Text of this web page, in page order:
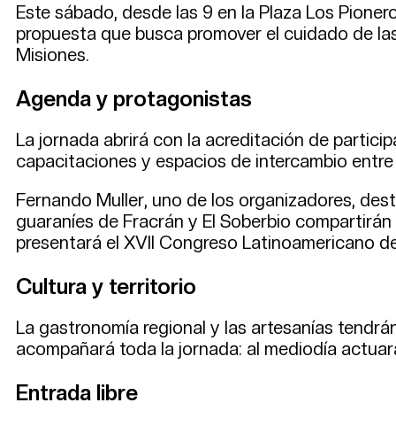
Este sábado, desde las 9 en la Plaza Los
propuesta que busca promover el cuidado de
Misiones.
Agenda y protagonistas
La jornada abrirá con la acreditación de
capacitaciones y espacios de intercambio
Fernando Muller, uno de los organizadores,
guaraníes de Fracrán y El Soberbio
presentará el XVII Congreso Latinoamericano
Cultura y territorio
La gastronomía regional y las artesanías
acompañará toda la jornada: al mediodía
Entrada libre